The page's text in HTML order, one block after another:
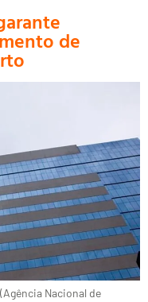
de
Nacional de